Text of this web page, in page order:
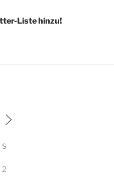
Liste hinzu!
S
2